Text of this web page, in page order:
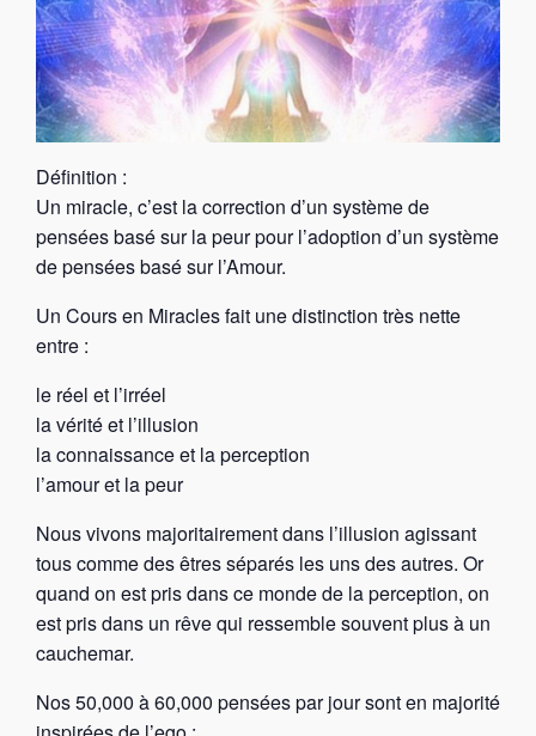
Définition :
Un miracle, c’est la correction d’un système de
pensées basé sur la peur pour l’adoption d’un système
de pensées basé sur l’Amour.
Un Cours en Miracles fait une distinction très nette
entre :
le réel et l’irréel
la vérité et l’illusion
la connaissance et la perception
l’amour et la peur
Nous vivons majoritairement dans l’illusion agissant
tous comme des êtres séparés les uns des autres. Or
quand on est pris dans ce monde de la perception, on
est pris dans un rêve qui ressemble souvent plus à un
cauchemar.
Nos 50,000 à 60,000 pensées par jour sont en majorité